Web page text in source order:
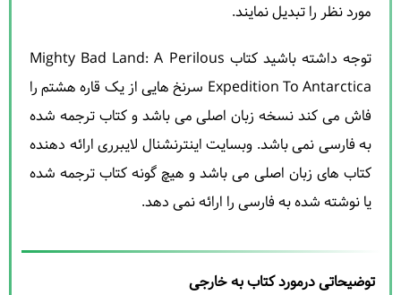
مورد نظر را تبدیل نمایند.
توجه داشته باشید کتاب Mighty Bad Land: A Perilous
Expedition To Antarctica سرنخ هایی از یک قاره هشتم را
فاش می کند نسخه زبان اصلی می باشد و کتاب ترجمه شده
به فارسی نمی باشد. وبسایت اینترنشنال لایبرری ارائه دهنده
کتاب های زبان اصلی می باشد و هیچ گونه کتاب ترجمه شده
یا نوشته شده به فارسی را ارائه نمی دهد.
توضیحاتی درمورد کتاب به خارجی